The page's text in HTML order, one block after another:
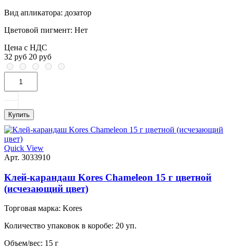
Вид апликатора: дозатор
Цветовой пигмент: Нет
Цена с НДС
32 руб 20 руб
Купить
Quick View
Арт. 3033910
Клей-карандаш Kores Chameleon 15 г цветной
(исчезающий цвет)
Торговая марка: Kores
Количество упаковок в коробе: 20 уп.
Объем/вес: 15 г